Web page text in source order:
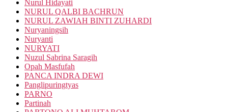
Nurul Hidayati
NURUL QALBI BACHRUN
NURUL ZAWIAH BINTI ZUHARDI
Nuryaningsih
Nuryanti
NURYATI
Nuzul Sabrina Saragih
Opah Masfufah
PANCA INDRA DEWI
Panglipuringtyas
PARNO
Partinah